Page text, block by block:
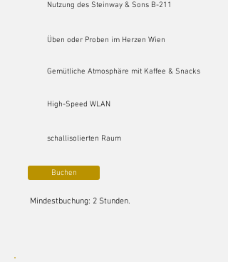
Nutzung des Steinway & Sons B-211
Üben oder Proben im Herzen Wien
Gemütliche Atmosphäre mit Kaffee & Snacks
High-Speed WLAN
schallisolierten Raum
Buchen
Mindestbuchung: 2 Stunden.